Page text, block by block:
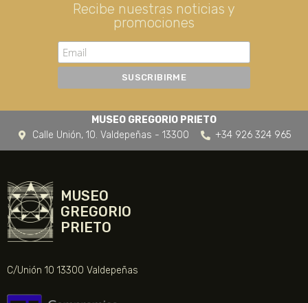
CERTAMEN DE DIBUJO
FUNDACIÓN
TIENDA
NOTICIAS
Recibe nuestras noticias y
promociones
MUSEO GREGORIO PRIETO
Calle Unión, 10. Valdepeñas - 13300
+34 926 324 965
MUSEO
GREGORIO
PRIETO
C/Unión 10 13300 Valdepeñas